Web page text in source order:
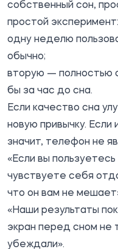
собственный сон,
простой эксперимент:
одну неделю
обычно;
вторую — полностью
бы за час до сна.
Если качество сна
новую привычку.
значит, телефон не
«Если вы
чувствуете себя
что он вам не
«Наши результаты
экран перед сном не
убеждали».